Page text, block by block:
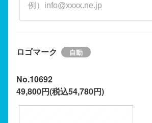
ロゴマーク
No.10692
49,800円(税込54,780円)